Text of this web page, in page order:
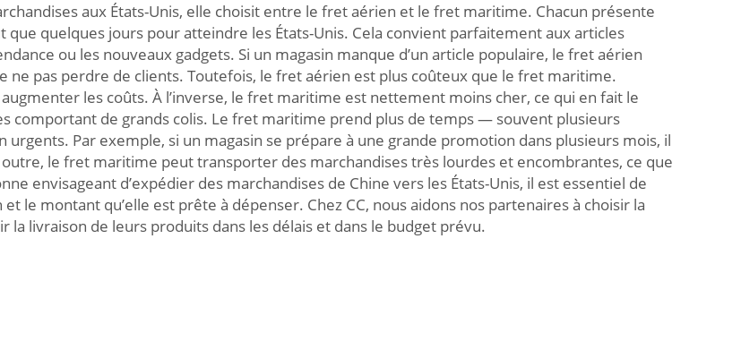
aux États-Unis, elle choisit entre le fret aérien et le fret maritime. Chacun présente
quelques jours pour atteindre les États-Unis. Cela convient parfaitement aux articles
ou les nouveaux gadgets. Si un magasin manque d’un article populaire, le fret aérien
pas perdre de clients. Toutefois, le fret aérien est plus coûteux que le fret maritime.
les coûts. À l’inverse, le fret maritime est nettement moins cher, ce qui en fait le
comportant de grands colis. Le fret maritime prend plus de temps — souvent plusieurs
Par exemple, si un magasin se prépare à une grande promotion dans plusieurs mois, il
le fret maritime peut transporter des marchandises très lourdes et encombrantes, ce que
envisageant d’expédier des marchandises de Chine vers les États-Unis, il est essentiel de
le montant qu’elle est prête à dépenser. Chez CC, nous aidons nos partenaires à choisir la
livraison de leurs produits dans les délais et dans le budget prévu.